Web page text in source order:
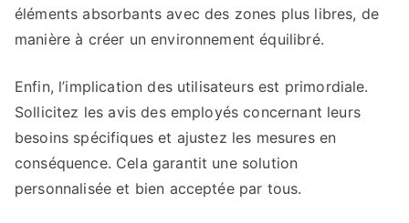
éléments absorbants avec des zones plus libres, de
manière à créer un environnement équilibré.
Enfin, l’implication des utilisateurs est primordiale.
Sollicitez les avis des employés concernant leurs
besoins spécifiques et ajustez les mesures en
conséquence. Cela garantit une solution
personnalisée et bien acceptée par tous.